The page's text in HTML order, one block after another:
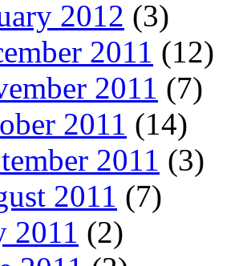
2012 (3)
2011 (12)
2011 (7)
2011 (14)
2011 (3)
2011 (7)
2011 (2)